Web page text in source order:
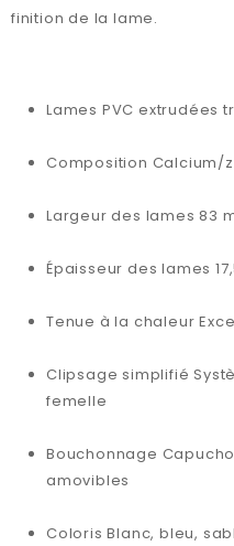
finition de la lame.
Lames PVC extrudées
Composition Calcium/
Largeur des lames 83
Épaisseur des lames
Tenue à la chaleur
Clipsage simplifié
femelle
Bouchonnage
amovibles
Coloris Blanc, bleu,